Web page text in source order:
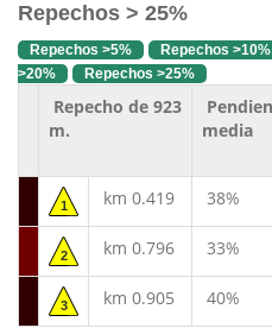
Repechos > 25%
Repechos >5% Repechos >10%
>20%
Repechos >25%
Repecho de 923
m.
media
1 km 0.419 38%
2 km 0.796 33%
3 km 0.905 40%